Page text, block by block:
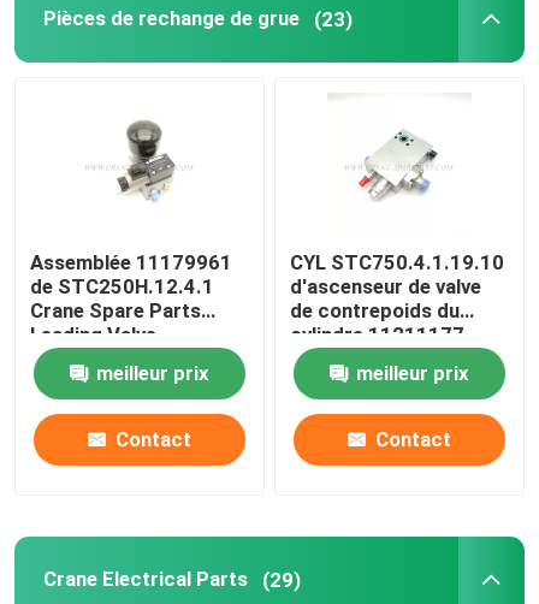
Crane Electrical Parts
Crane Undercarriage Parts
Filtre de Sany
Crane Cab Parts
Crane Boom Parts
Pièces de rechange de grue (23)
Assemblée 11179961
de STC250H.12.4.1
Crane Spare Parts
Leading Valve
meilleur prix
Contact
CYL STC750.4.1.19.10
d'ascenseur de valve
de contrepoids du
cylindre 11211177
hydraulique
meilleur prix
Contact
Crane Electrical Parts (29)